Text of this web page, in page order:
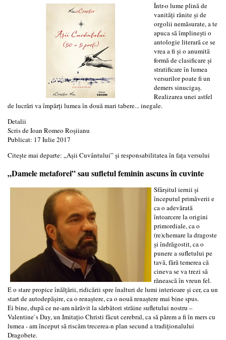
Într-o lume plină de
vanităţi rănite şi de
orgolii nemăsurate, a te
apuca să împlineşti o
antologie literară ce se
vrea a fi şi o anumită
formă de clasificare şi
stratificare în lumea
versurilor poate fi un
demers sinucigaş.
Realizarea unei astfel
de lucrări va împărţi lumea în două mari tabere... inegale.
Detalii
Scris deIoan Romeo Roşiianu
Publicat: 17 Iulie 2017
Citește mai departe: „Aşii Cuvântului” şi responsabilitatea în faţa versului
„Damele metaforei” sau sufletul feminin ascuns în cuvinte
Sfârşitul iernii şi
începutul primăverii e
ca o adevărată
întoarcere la origini
primordiale, ca o
(re)chemare la dragoste
şi îndrăgostit, ca o
punere a sufletului pe
tavă, fără temerea că
cineva se va trezi să
rănească în vreun fel.
E o stare propice înălţării, ridicării spre înalturi de lumi interioare şi cer, ca un
start de autodepăşire, ca o renaştere, ca o nouă renaştere mai bine spus.
Ei bine, după ce ne-am nărăvit la sărbători străine sufletului nostru –
Valentine`s Day, un Imitaţio Christi făcut cerebral, ca să părem a fi în mers cu
lumea - am început să riscăm trecerea-n plan secund a tradiţionalului
Dragobete.